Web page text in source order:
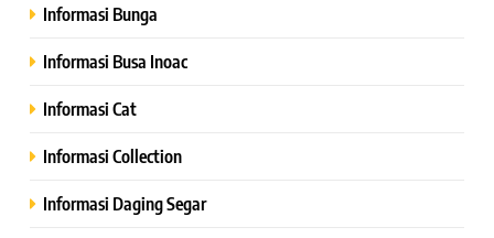
Informasi Bunga
Informasi Busa Inoac
Informasi Cat
Informasi Collection
Informasi Daging Segar